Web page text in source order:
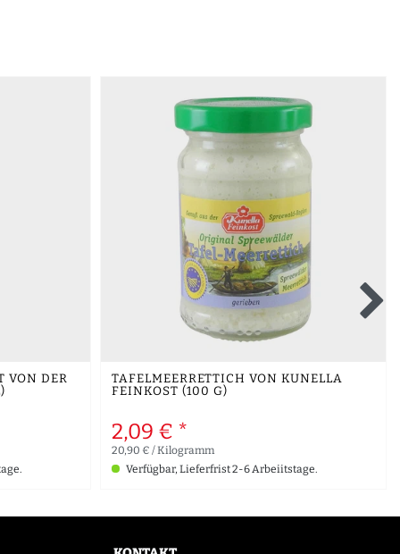
VON DER
TAFELMEERRETTICH VON KUNELLA
FEINKOST (100 G)
2,09 € *
20,90 € / Kilogramm
Verfügbar, Lieferfrist 2-6 Arbeiitstage.